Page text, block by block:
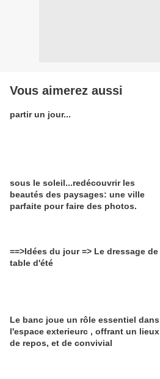
Vous aimerez aussi
partir un jour...
sous le soleil...redécouvrir les
beautés des paysages: une ville
parfaite pour faire des photos.
==>Idées du jour => Le dressage de la
table d'été
Le banc joue un rôle essentiel dans
l'espace exterieurc , offrant un lieux
de repos, et de convivial